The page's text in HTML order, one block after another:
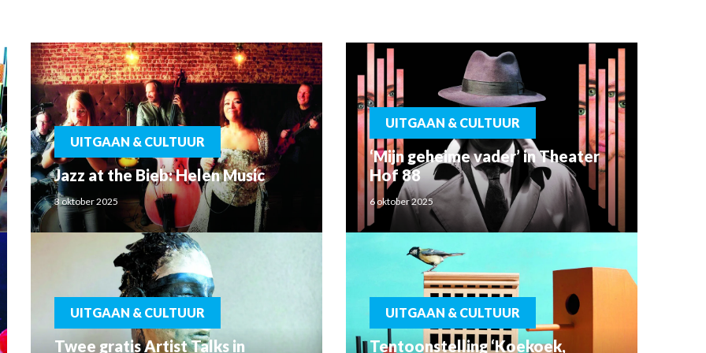
UITGAAN & CULTUUR
Jazz at the Bieb: Helen Music
3 oktober 2025
UITGAAN & CULTUUR
‘Mijn geheime vader’ in Theater
Hof 88
6 oktober 2025
UITGAAN & CULTUUR
Twee gratis Artist Talks in
UITGAAN & CULTUUR
Tentoonstelling ‘Koekoek,